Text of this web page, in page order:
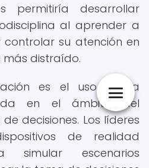
permitiría desarrollar
al aprender a
su atención en
distraído.
es el uso de la
en el ámbito del
decisiones. Los líderes
de realidad
simular escenarios